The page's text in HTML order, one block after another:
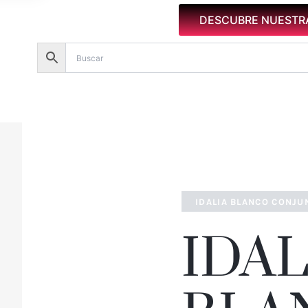
DESCUBRE
IDALIA BLANCO